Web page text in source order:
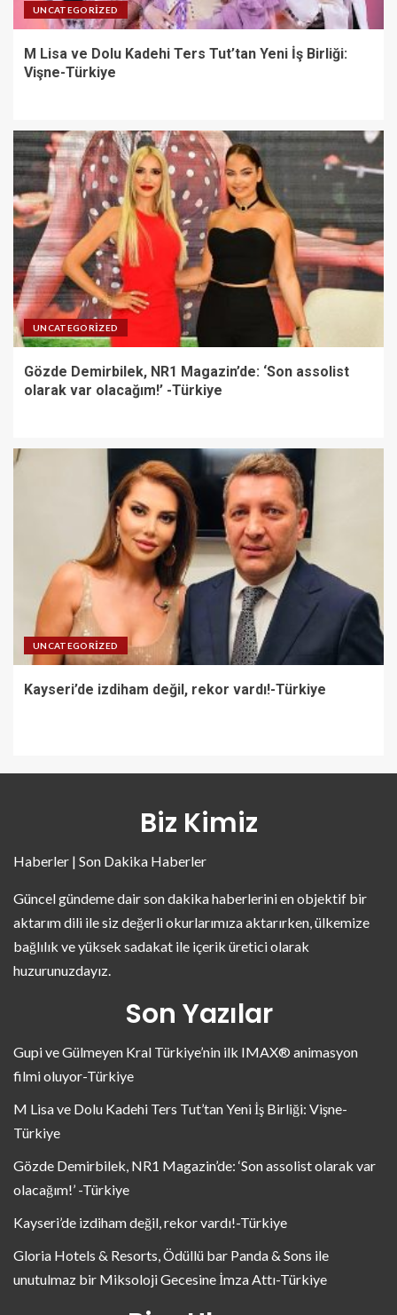
UNCATEGORIZED
M Lisa ve Dolu Kadehi Ters Tut’tan Yeni İş Birliği:
Vişne-Türkiye
UNCATEGORIZED
Gözde Demirbilek, NR1 Magazin’de: ‘Son assolist
olarak var olacağım!’ -Türkiye
UNCATEGORIZED
Kayseri’de izdiham değil, rekor vardı!-Türkiye
Biz Kimiz
Haberler | Son Dakika Haberler
Güncel gündeme dair son dakika haberlerini en objektif bir
aktarım dili ile siz değerli okurlarımıza aktarırken, ülkemize
bağlılık ve yüksek sadakat ile içerik üretici olarak
huzurunuzdayız.
Son Yazılar
Gupi ve Gülmeyen Kral Türkiye’nin ilk IMAX® animasyon
filmi oluyor-Türkiye
M Lisa ve Dolu Kadehi Ters Tut’tan Yeni İş Birliği: Vişne-
Türkiye
Gözde Demirbilek, NR1 Magazin’de: ‘Son assolist olarak var
olacağım!’ -Türkiye
Kayseri’de izdiham değil, rekor vardı!-Türkiye
Gloria Hotels & Resorts, Ödüllü bar Panda & Sons ile
unutulmaz bir Miksoloji Gecesine İmza Attı-Türkiye